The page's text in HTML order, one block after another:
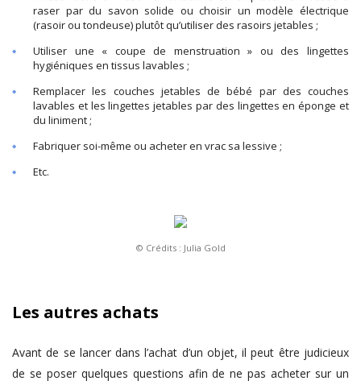
raser par du savon solide ou choisir un modèle électrique
(rasoir ou tondeuse) plutôt qu’utiliser des rasoirs jetables ;
Utiliser une « coupe de menstruation » ou des lingettes
hygiéniques en tissus lavables ;
Remplacer les couches jetables de bébé par des couches
lavables et les lingettes jetables par des lingettes en éponge et
du liniment ;
Fabriquer soi-même ou acheter en vrac sa lessive ;
Etc.
© Crédits : Julia Gold
Les autres achats
Avant de se lancer dans l’achat d’un objet, il peut être judicieux
de se poser quelques questions afin de ne pas acheter sur un